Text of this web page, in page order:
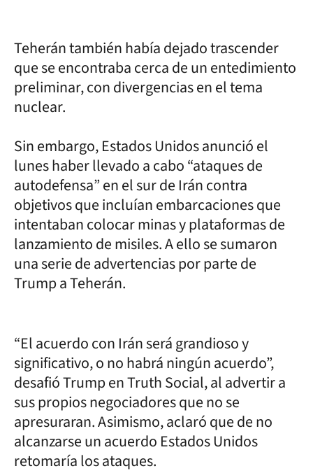
Teherán también había dejado trascender
que se encontraba cerca de un entedimiento
preliminar, con divergencias en el tema
nuclear.
Sin embargo, Estados Unidos anunció el
lunes haber llevado a cabo “ataques de
autodefensa” en el sur de Irán contra
objetivos que incluían embarcaciones que
intentaban colocar minas y plataformas de
lanzamiento de misiles. A ello se sumaron
una serie de advertencias por parte de
Trump a Teherán.
“El acuerdo con Irán será grandioso y
significativo, o no habrá ningún acuerdo”,
desafió Trump en Truth Social, al advertir a
sus propios negociadores que no se
apresuraran. Asimismo, aclaró que de no
alcanzarse un acuerdo Estados Unidos
retomaría los ataques.